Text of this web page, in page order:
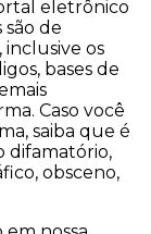
eletrônico
são de
inclusive os
bases de
Caso você
saiba que é
difamatório,
obsceno,